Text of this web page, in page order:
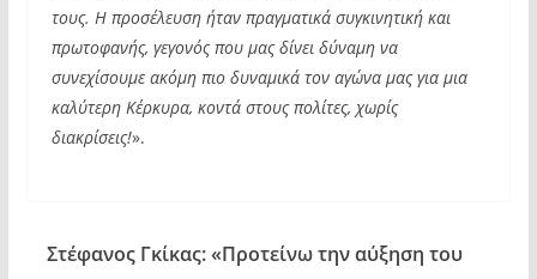
τους. Η προσέλευση ήταν πραγματικά συγκινητική και
πρωτοφανής, γεγονός που μας δίνει δύναμη να
συνεχίσουμε ακόμη πιο δυναμικά τον αγώνα μας για μια
καλύτερη Κέρκυρα, κοντά στους πολίτες, χωρίς
διακρίσεις!».
Στέφανος Γκίκας: «Προτείνω την αύξηση του